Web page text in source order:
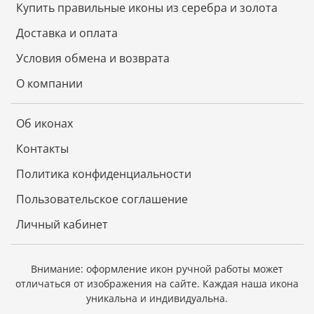
Купить правильные иконы из серебра и золота
Доставка и оплата
Условия обмена и возврата
О компании
Об иконах
Контакты
Политика конфиденциальности
Пользовательское соглашение
Личный кабинет
Внимание: оформление икон ручной работы может
отличаться от изображения на сайте. Каждая наша икона
уникальна и индивидуальна.